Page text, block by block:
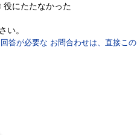
役にたたなかった
い。
答が必要な お問合わせは、直接この